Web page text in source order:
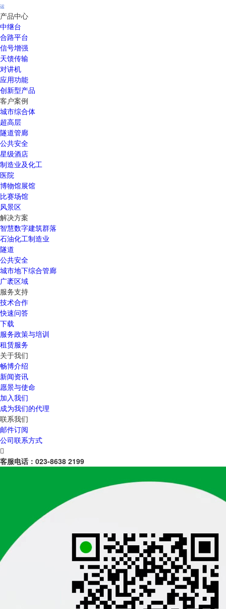
运
产品中心
中继台
合路平台
信号增强
天馈传输
对讲机
应用功能
创新型产品
客户案例
城市综合体
超高层
隧道管廊
公共安全
星级酒店
制造业及化工
医院
博物馆展馆
比赛场馆
风景区
解决方案
智慧数字建筑群落
石油化工制造业
隧道
公共安全
城市地下综合管廊
广袤区域
服务支持
技术合作
快速问答
下载
服务政策与培训
租赁服务
关于我们
畅博介绍
新闻资讯
愿景与使命
加入我们
成为我们的代理
联系我们
邮件订阅
公司联系方式

客服电话： 023-8638 2199